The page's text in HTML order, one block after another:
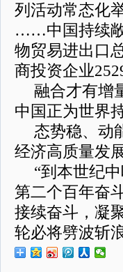
列活动常态化
……中国持续敞
物贸易进出口
商投资企业
融合才有增
中国正为世界
态势稳、动
经济高质量发
“到本世纪
第二个百年奋
接续奋斗，凝
轮必将劈波斩